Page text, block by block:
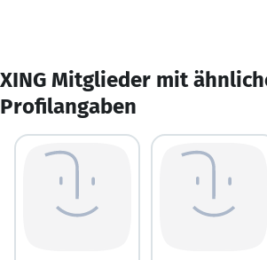
XING Mitglieder mit
Profilangaben